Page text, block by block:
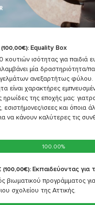
Equality Box
κουτιών ισότητας για παιδιά
μία δραστηριότητα/
ανεξαρτήτως
είναι χαρακτήρες
ηρωίδες της εποχής μας:
εσιστήμονες/ισεες και όποια
να κάνουν καλύτερες τις
100.00%
100.00%
Εκπαιδεύοντας για
βιωματικού προγράμματος
σχολείου της Αττικής.